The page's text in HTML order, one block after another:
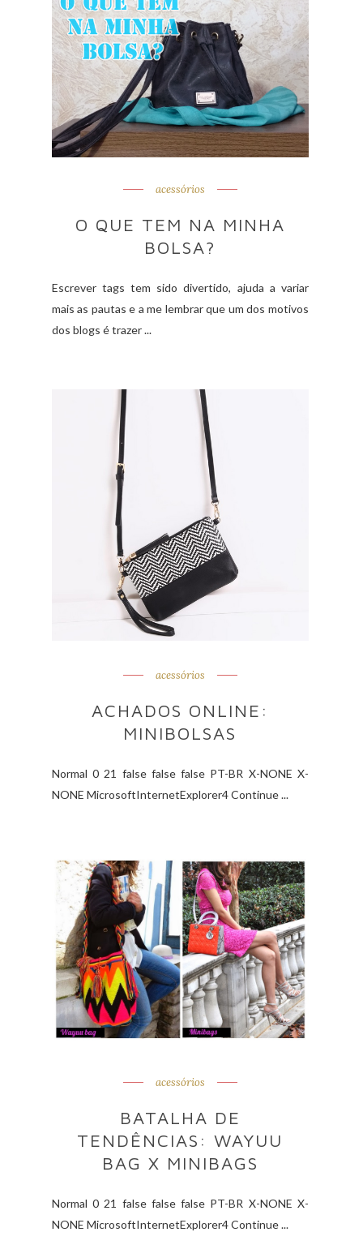
acessórios
O QUE TEM NA MINHA
BOLSA?
Escrever tags tem sido divertido, ajuda a variar
mais as pautas e a me lembrar que um dos motivos
dos blogs é trazer ...
acessórios
ACHADOS ONLINE:
MINIBOLSAS
Normal 0 21 false false false PT-BR X-NONE X-
NONE MicrosoftInternetExplorer4 Continue ...
acessórios
BATALHA DE
TENDÊNCIAS: WAYUU
BAG X MINIBAGS
Normal 0 21 false false false PT-BR X-NONE X-
NONE MicrosoftInternetExplorer4 Continue ...